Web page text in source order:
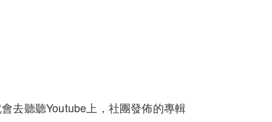
去聽聽Youtube上，社團發佈的專輯